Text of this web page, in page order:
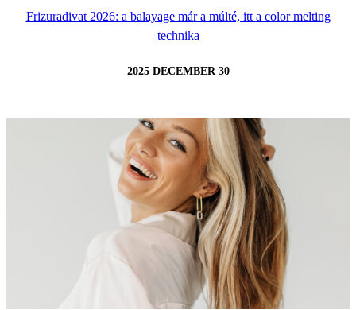
Frizuradivat 2026: a balayage már a múlté, itt a color melting
technika
2025 DECEMBER 30